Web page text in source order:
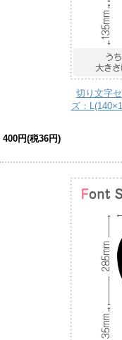
切り文字
ズ：
400円(税36円)